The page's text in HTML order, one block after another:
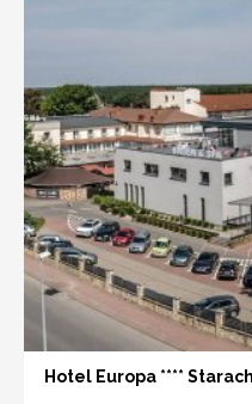
Hotel Europa ****